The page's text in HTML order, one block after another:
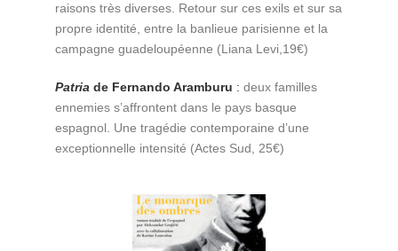
raisons très diverses. Retour sur ces exils et sur sa
propre identité, entre la banlieue parisienne et la
campagne guadeloupéenne (Liana Levi,19€)
Patria de Fernando Aramburu : deux familles
ennemies s’affrontent dans le pays basque
espagnol. Une tragédie contemporaine d’une
exceptionnelle intensité (Actes Sud, 25€)